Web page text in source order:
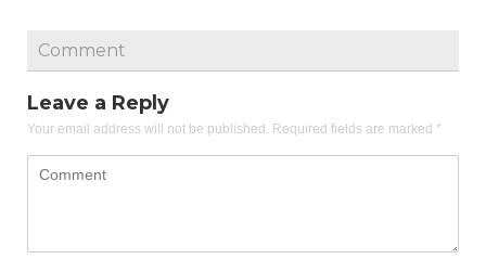
Comment
Leave a Reply
Your email address will not be published. Required fields are marked *